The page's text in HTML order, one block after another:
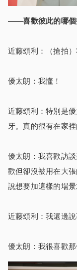
――喜歡彼此的哪個
近藤頌利：（搶拍
優太朗：我懂！
近藤頌利：特別是
牙。真的很有在家
優太朗：我喜歡訪
歡但卻沒被用在大
說想要加這樣的場景
近藤頌利：我還邊
優太朗：我很喜歡